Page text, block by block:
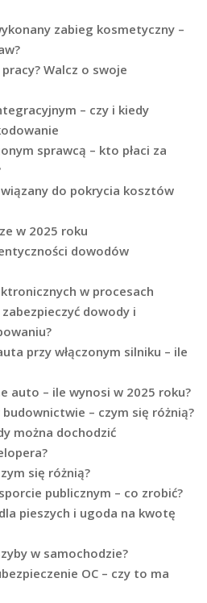
zabieg kosmetyczny –
Walcz o swoje
– czy i kiedy
sprawcą – kto płaci za
do pokrycia kosztów
w 2025 roku
dowodów
w procesach
dowody i
przy włączonym silniku – ile
auto – ile wynosi w 2025 roku?
– czym się różnią?
można dochodzić
się różnią?
publicznym – co zrobić?
pieszych i ugoda na kwotę
w samochodzie?
OC – czy to ma